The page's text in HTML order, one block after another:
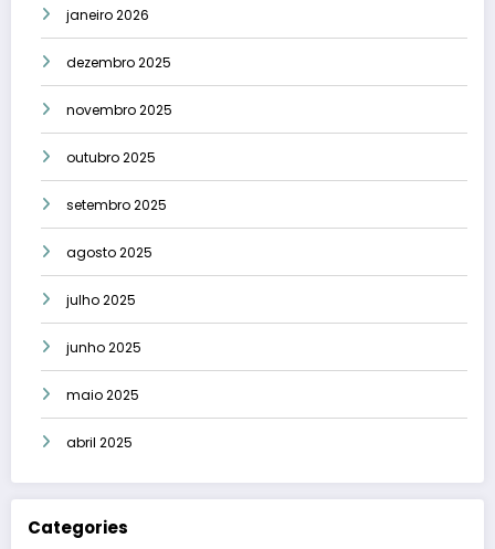
janeiro 2026
dezembro 2025
novembro 2025
outubro 2025
setembro 2025
agosto 2025
julho 2025
junho 2025
maio 2025
abril 2025
Categories